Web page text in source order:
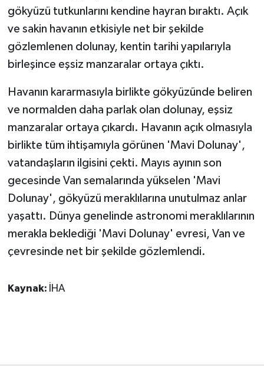
gökyüzü tutkunlarını kendine hayran bıraktı. Açık
ve sakin havanın etkisiyle net bir şekilde
gözlemlenen dolunay, kentin tarihi yapılarıyla
birleşince eşsiz manzaralar ortaya çıktı.
Havanın kararmasıyla birlikte gökyüzünde beliren
ve normalden daha parlak olan dolunay, eşsiz
manzaralar ortaya çıkardı. Havanın açık olmasıyla
birlikte tüm ihtişamıyla görünen 'Mavi Dolunay',
vatandaşların ilgisini çekti. Mayıs ayının son
gecesinde Van semalarında yükselen 'Mavi
Dolunay', gökyüzü meraklılarına unutulmaz anlar
yaşattı. Dünya genelinde astronomi meraklılarının
merakla beklediği 'Mavi Dolunay' evresi, Van ve
çevresinde net bir şekilde gözlemlendi.
Kaynak: İHA
Güvenlik
HABERDE İNSAN
İş Dünyası
Jandarma
Kadın
KÜLTÜR SANAT
MAGAZİN
POLİTİKA